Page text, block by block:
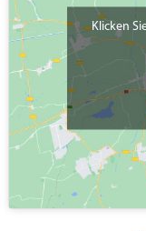
Klicken